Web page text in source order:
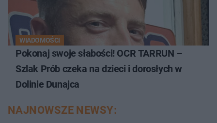
WIADOMOŚCI
Pokonaj swoje słabości! OCR TARRUN –
Szlak Prób czeka na dzieci i dorosłych w
Dolinie Dunajca
NAJNOWSZE NEWSY: